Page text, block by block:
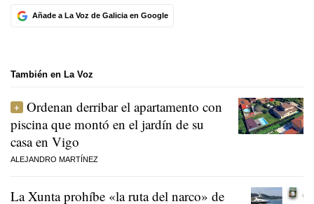
Añade a La Voz de Galicia en Google
También en La Voz
Ordenan derribar el apartamento con
piscina que montó en el jardín de su
casa en Vigo
ALEJANDRO MARTÍNEZ
La Xunta prohíbe «la ruta del narco» de